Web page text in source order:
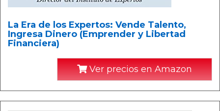
La Era de los Expertos: Vende Talento,
Ingresa Dinero (Emprender y Libertad
Financiera)
Ver precios en Amazon